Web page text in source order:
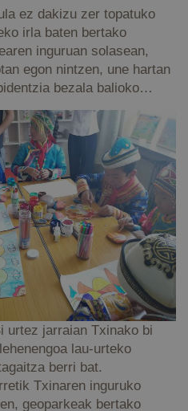
ez dakizu zer topatuko
irla baten bertako
inguruan solasean,
egon nintzen, une hartan
bezala balioko…
urtez jarraian Txinako bi
lau-urteko
berri bat.
Txinaren inguruko
geoparkeak bertako